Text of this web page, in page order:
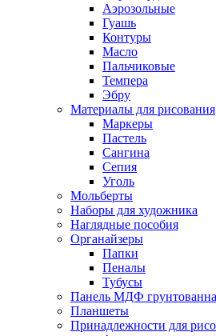
Аэрозольные
Гуашь
Контуры
Масло
Пальчиковые
Темпера
Эбру
Материалы для рисования
Маркеры
Пастель
Сангина
Сепия
Уголь
Мольберты
Наборы для художника
Наглядные пособия
Органайзеры
Папки
Пеналы
Тубусы
Панель МДФ
Планшеты
Принадлежности для